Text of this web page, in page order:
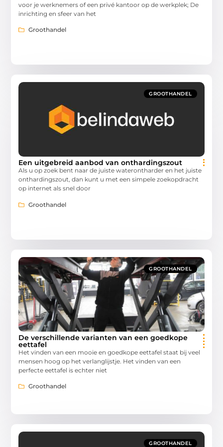
voor je werknemers of een privé kantoor op de werkplek; De
inrichting en sfeer van het
Groothandel
GROOTHANDEL
Een uitgebreid aanbod van onthardingszout
Als u op zoek bent naar de juiste waterontharder en het juiste
onthardingszout, dan kunt u met een simpele zoekopdracht
op internet als snel door
Groothandel
GROOTHANDEL
De verschillende varianten van een goedkope
eettafel
Het vinden van een mooie en goedkope eettafel staat bij veel
mensen hoog op het verlanglijstje. Het vinden van een
perfecte eettafel is echter niet
Groothandel
GROOTHANDEL